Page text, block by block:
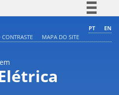
Comunica BR
Acesso à informação
Legislação
PT
EN
MAPA DO SITE